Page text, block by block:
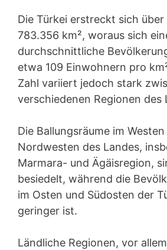
Die Türkei erstreckt sich
783.356 km², woraus sich
durchschnittliche
etwa 109 Einwohnern pro
Zahl variiert jedoch stark
verschiedenen Regionen des
Die Ballungsräume im
Nordwesten des Landes,
Marmara- und Ägäisregion,
besiedelt, während die
im Osten und Südosten der
geringer ist.
Ländliche Regionen, vor